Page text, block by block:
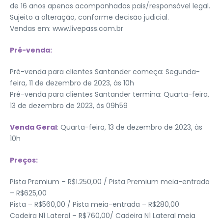
de 16 anos apenas acompanhados pais/responsável legal.
Sujeito a alteração, conforme decisão judicial.
Vendas em: www.livepass.com.br
Pré-venda:
Pré-venda para clientes Santander começa: Segunda-
feira, 11 de dezembro de 2023, às 10h
Pré-venda para clientes Santander termina: Quarta-feira,
13 de dezembro de 2023, às 09h59
Venda Geral: Quarta-feira, 13 de dezembro de 2023, às
10h
Preços:
Pista Premium – R$1.250,00 / Pista Premium meia-entrada
– R$625,00
Pista – R$560,00 / Pista meia-entrada – R$280,00
Cadeira N1 Lateral – R$760,00/ Cadeira N1 Lateral meia